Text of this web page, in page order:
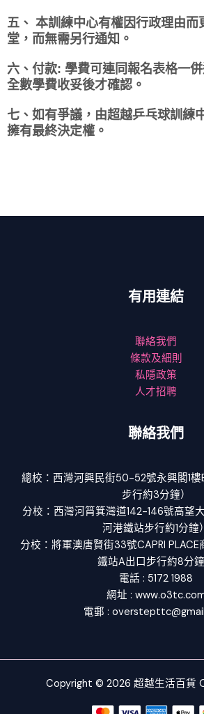
五、 本訓練中心有權因行政理由而
堂，而無需另行通知。
六、付款: 學費可連同報名表格一
全數學費收妥後才確認。
七、如有爭議，由超越乒乓球訓練
擁有最終決定權。
有用連結
聯絡我們
條款及細則
私隱政策
人才招聘
聯絡我們
總校：西灣河興民街50-52號永興閣1
步行約3分鐘）
分校：西灣河筲箕灣道142-146號高望
河港鐵站步行約1分鐘）
分校：將軍澳唐賢街33號CAPRI
鐵站A出口步行約8分鐘
電話 : 5172 1988
網址 :
電郵 :
Copyright © 2026 超越生活百貨